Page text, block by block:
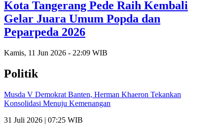
Kota Tangerang Pede Raih Kembali
Gelar Juara Umum Popda dan
Peparpeda 2026
Kamis, 11 Jun 2026 - 22:09 WIB
Politik
Musda V Demokrat Banten, Herman Khaeron Tekankan
Konsolidasi Menuju Kemenangan
31 Juli 2026 | 07:25 WIB